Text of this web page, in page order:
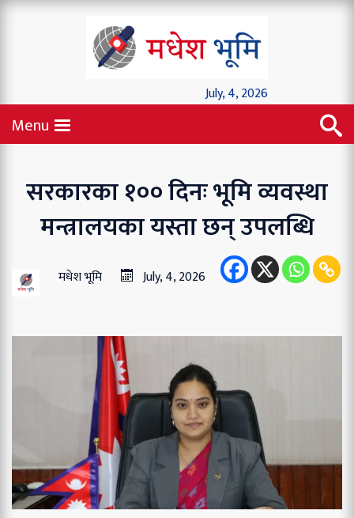
July, 4, 2026
Menu
सरकारका १०० दिनः भूमि व्यवस्था
मन्त्रालयका यस्ता छन् उपलब्धि
मधेश भूमि July, 4, 2026